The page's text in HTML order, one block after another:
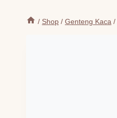
/ Shop / Genteng Kaca /